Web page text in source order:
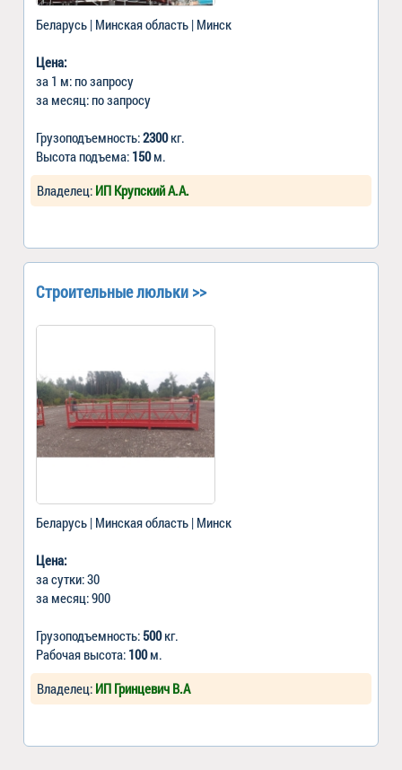
Беларусь | Минская область | Минск
Цена:
за 1 м: по запросу
за месяц: по запросу
Грузоподъемность:2300кг.
Высота подъема: 150м.
Владелец: ИП Крупский А.А.
Строительные люльки >>
Беларусь | Минская область | Минск
Цена:
за сутки: 30
за месяц: 900
Грузоподъемность: 500кг.
Рабочая высота: 100м.
Владелец: ИП Гринцевич В.А